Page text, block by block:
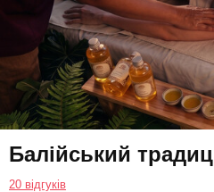
Балійський
20 відгуків